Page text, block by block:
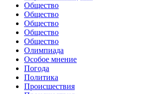
Общество
Общество
Общество
Общество
Общество
Олимпиада
Особое мнение
Погода
Политика
Происшествия